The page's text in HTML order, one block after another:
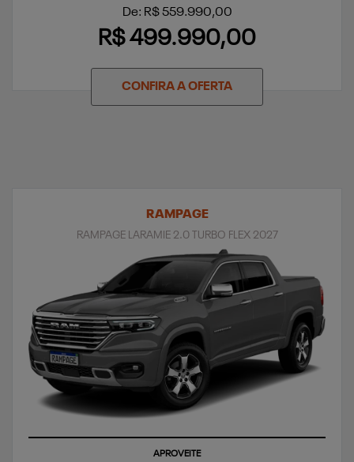
De: R$ 559.990,00
R$ 499.990,00
CONFIRA A OFERTA
RAMPAGE
RAMPAGE LARAMIE 2.0 TURBO FLEX 2027
APROVEITE